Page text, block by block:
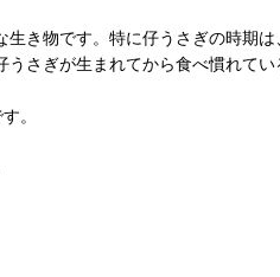
き物です。特に仔うさぎの時期
さぎが生まれてから食べ慣れて
。